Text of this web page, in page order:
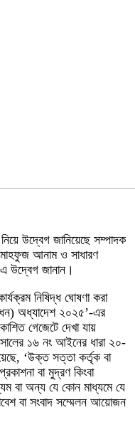
উদ্বেগ জানিয়েছে সম্পাদক
মাহফুজ আনাম ও সাধারণ
উদ্বেগ জানান।
নিষিদ্ধ ঘোষণা করা
অধ্যাদেশ ২০২৫’-এর
গেজেটে দেখা যায়
১৬ নং আইনের ধারা ২০-
‘উক্ত সত্তা কর্তৃক বা
বা মুদ্রণ কিংবা
বা অন্য যে কোন মাধ্যমে যে
বা সংবাদ সম্মেলন আয়োজন